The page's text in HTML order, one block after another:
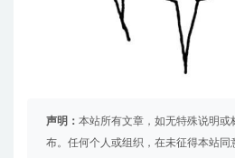
声明： 本站所有文章，如无特殊说明或
布。任何个人或组织，在未征得本站同